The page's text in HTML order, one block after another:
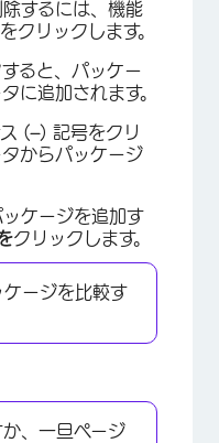
するには、機能
クリックします。
ると、パッケー
に追加されます。
(–) 記号をクリ
からパッケージ
ケージを追加す
クリックします。
ージを比較す
、一旦ページ